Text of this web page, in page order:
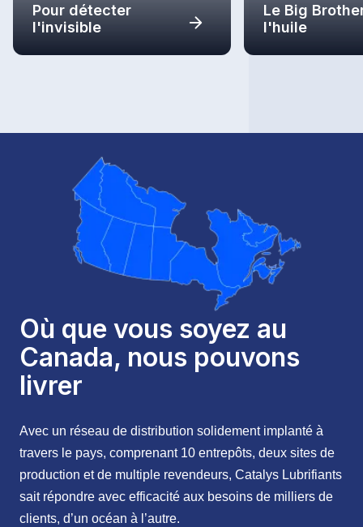
Pour détecter
l'invisible
Le Big
l'huile
Où que vous soyez au
Canada, nous pouvons
livrer
Avec un réseau de distribution solidement implanté à
travers le pays, comprenant 10 entrepôts, deux sites de
production et de multiple revendeurs, Catalys Lubrifiants
sait répondre avec efficacité aux besoins de milliers de
clients, d’un océan à l’autre.